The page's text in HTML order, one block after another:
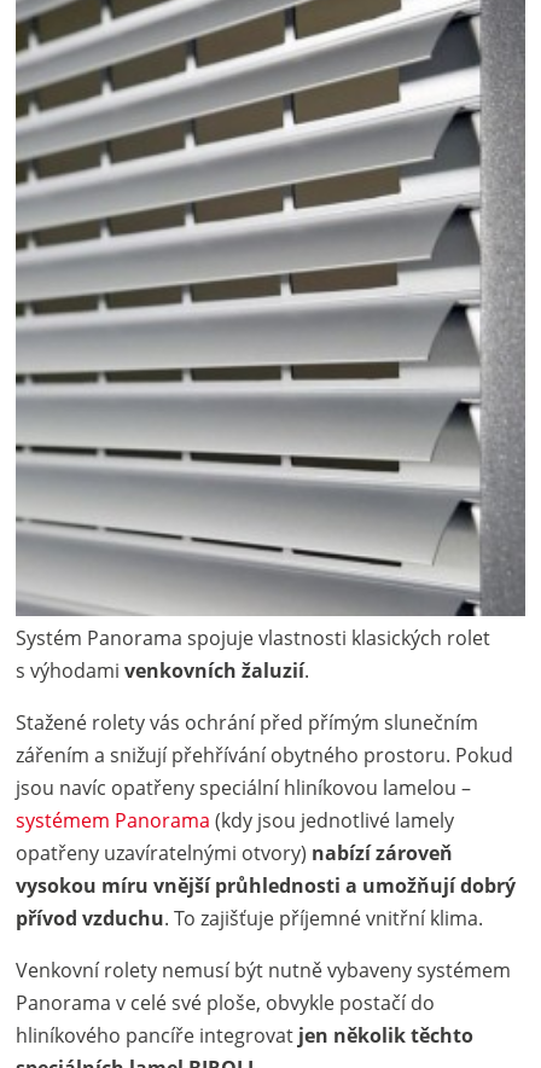
Systém Panorama spojuje vlastnosti klasických rolet
s výhodamivenkovních žaluzií.
Stažené rolety vás ochrání před přímým slunečním
zářením a snižují přehřívání obytného prostoru. Pokud
jsou navíc opatřeny speciální hliníkovou lamelou –
systémem Panorama (kdy jsou jednotlivé lamely
opatřeny uzavíratelnými otvory) nabízí zároveň
vysokou míru vnější průhlednosti a umožňují dobrý
přívod vzduchu. To zajišťuje příjemné vnitřní klima.
Venkovní rolety nemusí být nutně vybaveny systémem
Panorama v celé své ploše, obvykle postačí do
hliníkového pancíře integrovat jen několik těchto